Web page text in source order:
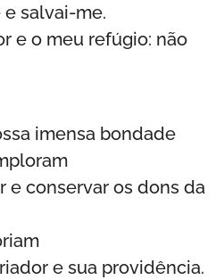
salvai-me.
e o meu refúgio: não
imensa bondade
e conservar os dons da
e sua providência.